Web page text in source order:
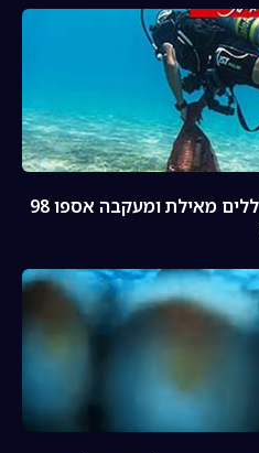
למרות המתיחות האזורית: צוללים מאילת ומעקבה אספו 98